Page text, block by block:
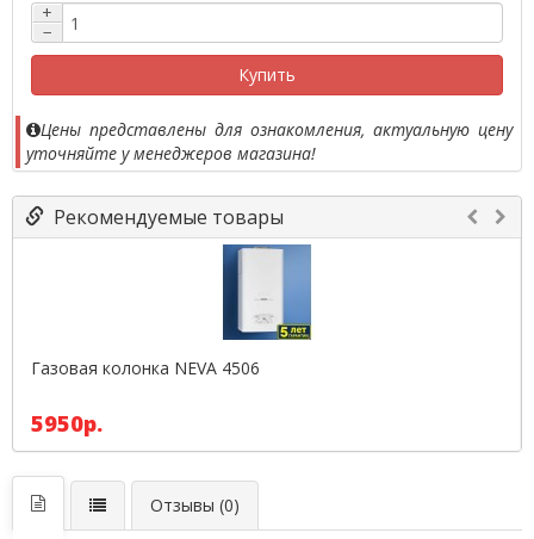
+
−
Купить
Цены представлены для ознакомления, актуальную цену
уточняйте у менеджеров магазина!
Рекомендуемые товары
Газовая колонка NEVA 4506
5950р.
Отзывы (0)